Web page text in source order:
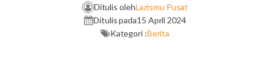
Ditulis olehLazismu Pusat
Ditulis pada15 April 2024
Kategori :Berita